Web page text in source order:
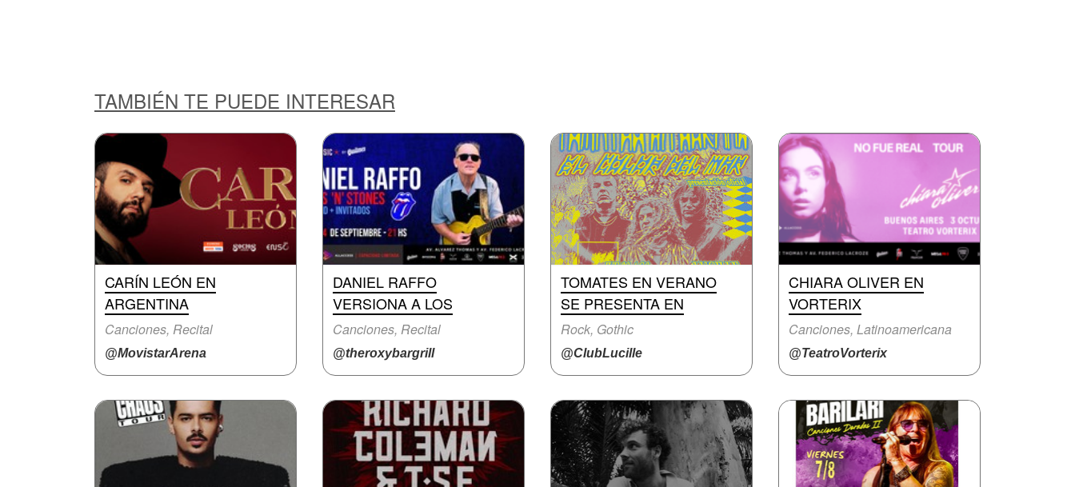
TAMBIÉN TE PUEDE INTERESAR
CARÍN LEÓN EN
ARGENTINA
Canciones, Recital
@MovistarArena
DANIEL RAFFO
VERSIONA A LOS
Canciones, Recital
@theroxybargrill
TOMATES EN VERANO
SE PRESENTA EN
Rock, Gothic
@ClubLucille
CHIARA OLIVER EN
VORTERIX
Canciones, Latinoamericana
@TeatroVorterix